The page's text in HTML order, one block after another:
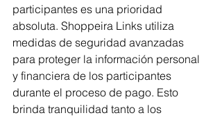
participantes es una prioridad
absoluta. Shoppeira Links utiliza
medidas de seguridad avanzadas
para proteger la información personal
y financiera de los participantes
durante el proceso de pago. Esto
brinda tranquilidad tanto a los